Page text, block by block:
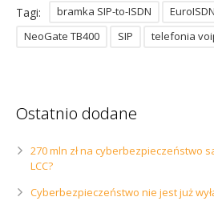
Tagi: bramka SIP-to-ISDN EuroISDN
NeoGate TB400
SIP telefonia
Ostatnio dodane
270 mln zł na cyberbezpieczeństwo
LCC?
Cyberbezpieczeństwo nie jest już